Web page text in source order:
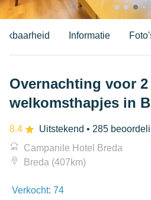
Informatie
Overnachting voor
welkomsthapjes in
8.4 Uitstekend • 285
Campanile Hotel Breda
Breda (407km)
Verkocht: 74